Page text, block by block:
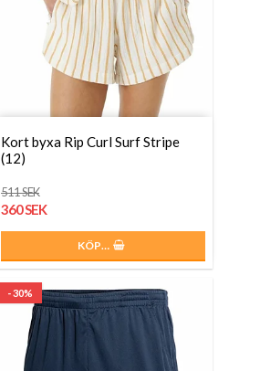
Kort byxa Rip Curl Surf Stripe
(12)
511 SEK
360 SEK
KÖP…
- 30%